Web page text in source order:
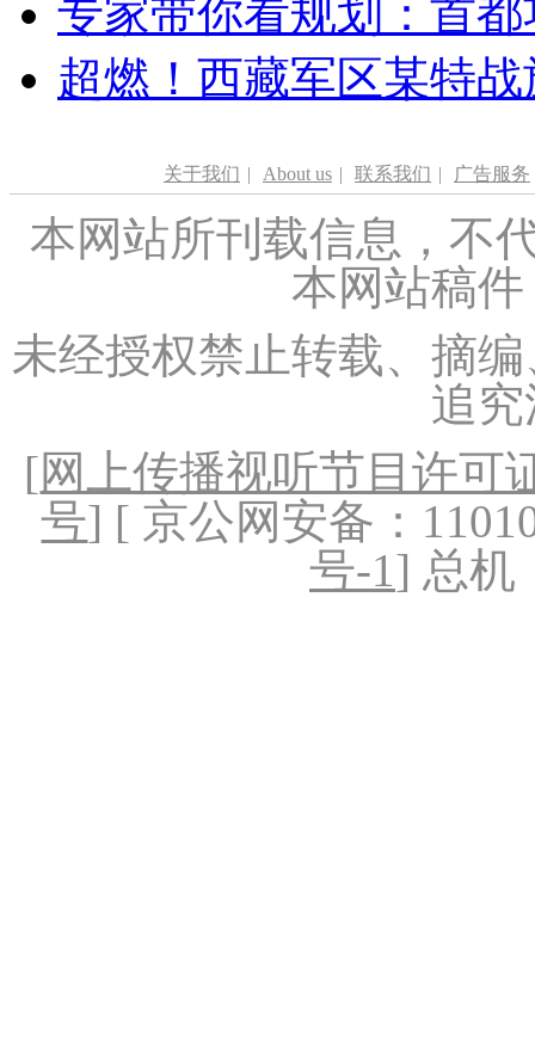
专家带你看规划：首
超燃！西藏军区某特
关于我们 | About us | 联系我们 | 广告服务
本网站所刊载信息，不
本网站稿
未经授权禁止转载、摘
追
[网上传播视听节目许可
号] [ 京公网安备：
号-1] 总机